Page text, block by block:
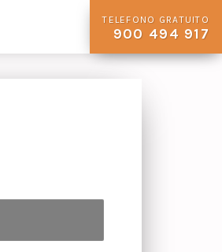
TELEFONO GRATUITO
900 494 917